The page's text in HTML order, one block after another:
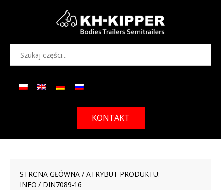
KONTAKT
STRONA GŁÓWNA / ATRYBUT PRODUKTU:
INFO / DIN7089-16